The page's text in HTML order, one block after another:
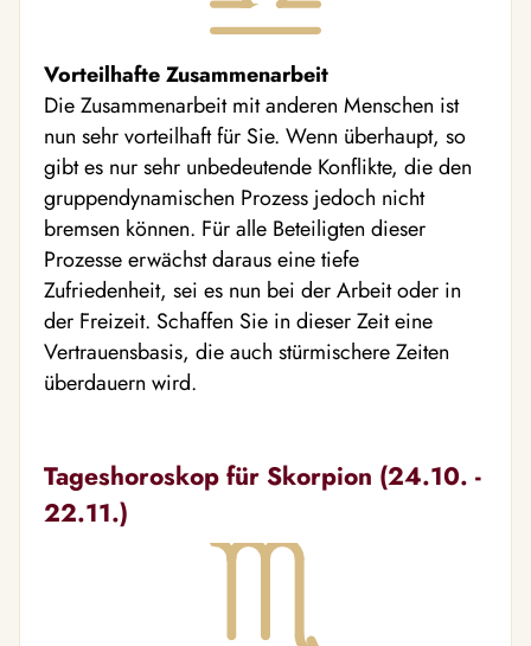
Vorteilhafte Zusammenarbeit
Die Zusammenarbeit mit anderen Menschen ist
nun sehr vorteilhaft für Sie. Wenn überhaupt, so
gibt es nur sehr unbedeutende Konflikte, die den
gruppendynamischen Prozess jedoch nicht
bremsen können. Für alle Beteiligten dieser
Prozesse erwächst daraus eine tiefe
Zufriedenheit, sei es nun bei der Arbeit oder in
der Freizeit. Schaffen Sie in dieser Zeit eine
Vertrauensbasis, die auch stürmischere Zeiten
überdauern wird.
Tageshoroskop für Skorpion (24.10. -
22.11.)